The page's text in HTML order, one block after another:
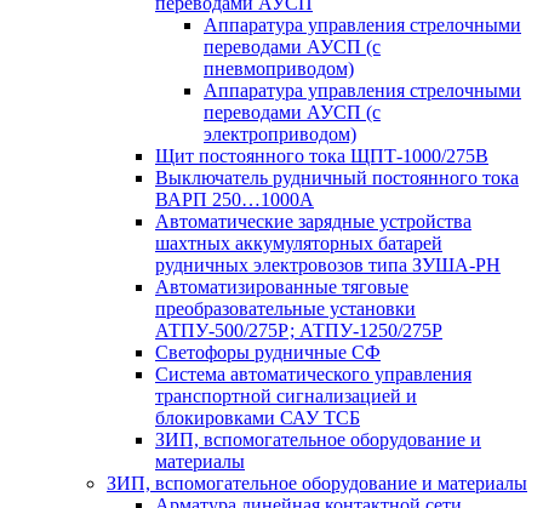
Аппаратура управления стрелочными
переводами АУСП (с
пневмоприводом)
Аппаратура управления стрелочными
переводами АУСП (с
электроприводом)
Щит постоянного тока ЩПТ-1000/275В
Выключатель рудничный постоянного тока
ВАРП 250…1000А
Автоматические зарядные устройства
шахтных аккумуляторных батарей
рудничных электровозов типа ЗУША-РН
Автоматизированные тяговые
преобразовательные установки
АТПУ-500/275Р; АТПУ-1250/275Р
Светофоры рудничные СФ
Система автоматического управления
транспортной сигнализацией и
блокировками САУ ТСБ
ЗИП, вспомогательное оборудование и
материалы
ЗИП, вспомогательное оборудование и материалы